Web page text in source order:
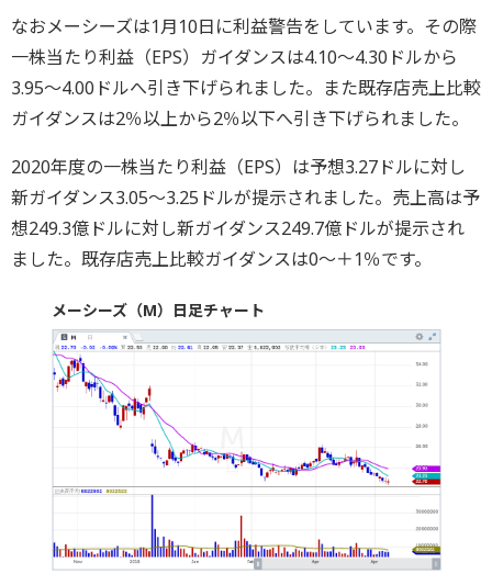
なおメーシーズは1月10日に利益警告をしています。その際
一株当たり利益（EPS）ガイダンスは4.10～4.30ドルから
3.95～4.00ドルへ引き下げられました。また既存店売上比較
ガイダンスは2％以上から2％以下へ引き下げられました。
2020年度の一株当たり利益（EPS）は予想3.27ドルに対し
新ガイダンス3.05～3.25ドルが提示されました。売上高は予
想249.3億ドルに対し新ガイダンス249.7億ドルが提示され
ました。既存店売上比較ガイダンスは0～＋1％です。
メーシーズ（M）日足チャート